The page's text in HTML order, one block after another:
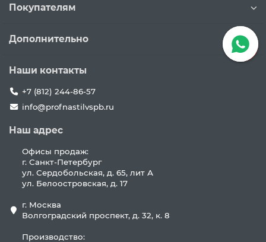
Покупателям
Дополнительно
Наши контакты
+7 (812) 244-86-57
info@profnastilvspb.ru
Наш адрес
Офисы продаж:
г. Санкт-Петербург
ул. Сердобольская, д. 65, лит А
ул. Белоостровская, д. 17
г. Москва
Волгоградский проспект, д. 32, к. 8
Производство: